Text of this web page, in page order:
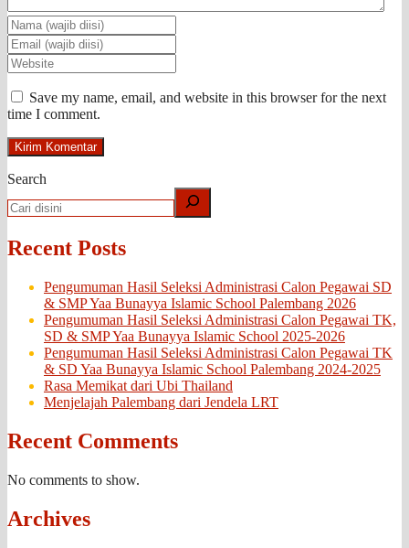
Save my name, email, and website in this browser for the next
time I comment.
Search
Recent Posts
Pengumuman Hasil Seleksi Administrasi Calon Pegawai SD
& SMP Yaa Bunayya Islamic School Palembang 2026
Pengumuman Hasil Seleksi Administrasi Calon Pegawai TK,
SD & SMP Yaa Bunayya Islamic School 2025-2026
Pengumuman Hasil Seleksi Administrasi Calon Pegawai TK
& SD Yaa Bunayya Islamic School Palembang 2024-2025
Rasa Memikat dari Ubi Thailand
Menjelajah Palembang dari Jendela LRT
Recent Comments
No comments to show.
Archives